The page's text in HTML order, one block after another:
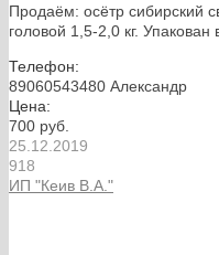
Продаём: осётр сибирский
головой 1,5-2,0 кг. Упакован
Телефон:
89060543480 Александр
Цена:
700 руб.
25.12.2019
918
ИП "Кеив В.А."